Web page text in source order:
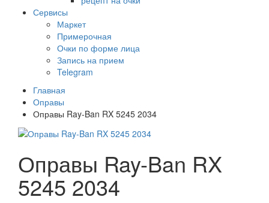
Сервисы
Маркет
Примерочная
Очки по форме лица
Запись на прием
Telegram
Главная
Оправы
Оправы Ray-Ban RX 5245 2034
Оправы Ray-Ban RX
5245 2034